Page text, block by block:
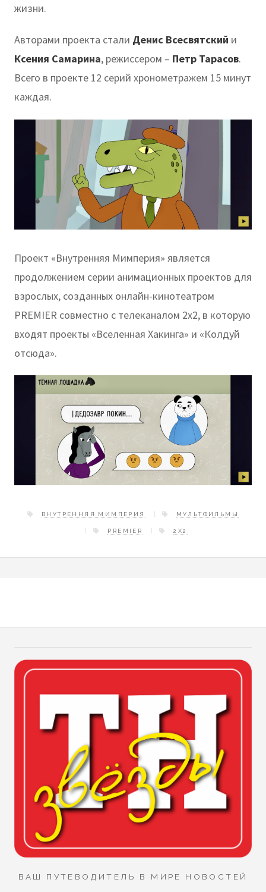
жизни.
Авторами проекта стали Денис Всесвятский и
Ксения Самарина, режиссером – Петр Тарасов.
Всего в проекте 12 серий хронометражем 15 минут
каждая.
Проект «Внутренняя Мимперия» является
продолжением серии анимационных проектов для
взрослых, созданных онлайн-кинотеатром
PREMIER совместно с телеканалом 2х2, в которую
входят проекты «Вселенная Хакинга» и «Колдуй
отсюда».
ВНУТРЕННЯЯ МИМПЕРИЯ МУЛЬТФИЛЬМЫ
PREMIER 2Х2
ВАШ ПУТЕВОДИТЕЛЬ В МИРЕ НОВОСТЕЙ